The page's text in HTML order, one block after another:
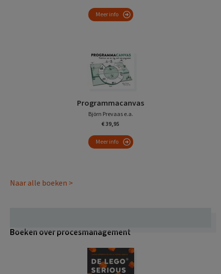
Meer info
Programmacanvas
Björn Prevaas e.a.
€ 39,95
Meer info
Naar alle boeken >
Boeken over procesmanagement